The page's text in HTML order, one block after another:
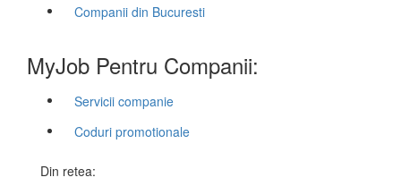
Companii din Bucuresti
MyJob Pentru Companii:
Servicii companie
Coduri promotionale
Din retea: